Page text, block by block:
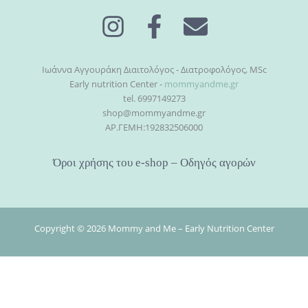
Ιωάννα Αγγουράκη Διαιτολόγος - Διατροφολόγος, MSc
Early nutrition Center - mommyandme.gr
tel. 6997149273
shop@mommyandme.gr
AΡ.ΓΕΜΗ:192832506000
Όροι χρήσης του e-shop – Οδηγός αγορών
Copyright © 2026 Mommy and Me – Early Nutrition Center